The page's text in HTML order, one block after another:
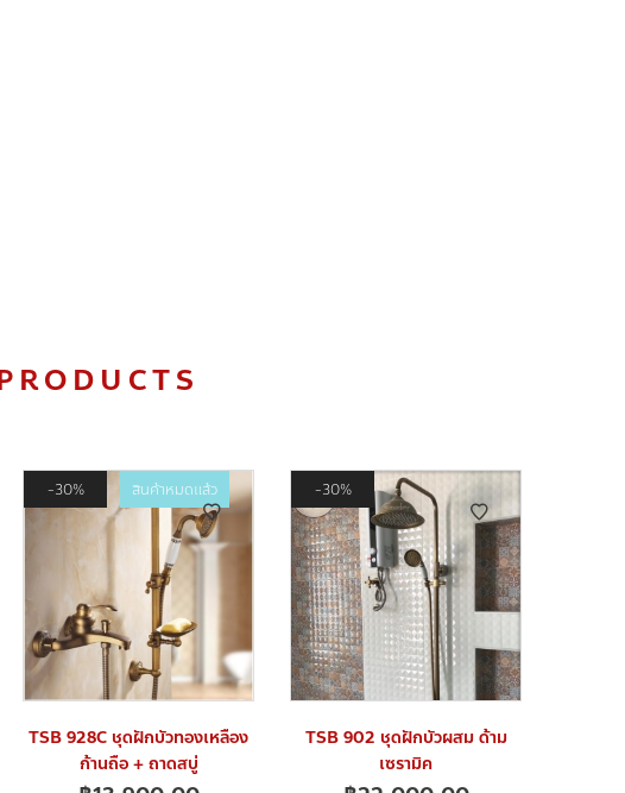
30% สินค้าหมดแล้ว
TSB 928C ชุดฝักบัวทองเหลือง
ก้านถือ + ถาดสบู่
30%
TSB 902 ชุดฝักบัวผสม ด้าม
เซรามิค